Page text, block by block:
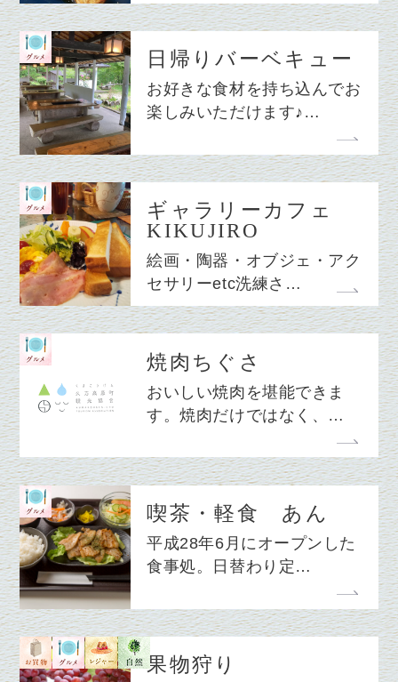
日帰りバーベキュー
お好きな食材を持ち込んでお
楽しみいただけます♪…
ギャラリーカフェ
KIKUJIRO
絵画・陶器・オブジェ・アク
セサリーetc洗練さ…
焼肉ちぐさ
おいしい焼肉を堪能できま
す。焼肉だけではなく、…
喫茶・軽食 あん
平成28年6月にオープンした
食事処。日替わり定…
果物狩り